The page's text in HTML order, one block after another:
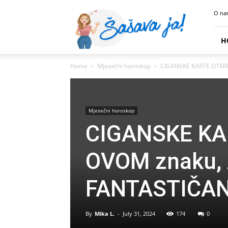
Ja
O
Home Mjesečni horoskop CIGANSKE KARTE
Mjesečni horoskop
CIGANSKE
OVOM
By Mika L. - July 31, 2024 174 0